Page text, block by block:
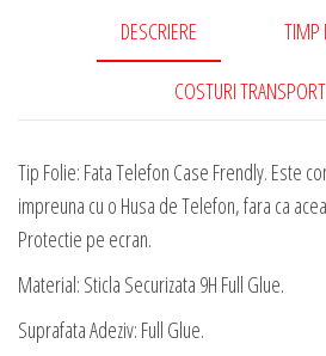
DESCRIERE TIMP
COSTURI TRANSPORT
Tip Folie: Fata Telefon Case Frendly. Este
impreuna cu o Husa de Telefon, fara ca
Protectie pe ecran.
Material: Sticla Securizata 9H Full Glue.
Suprafata Adeziv: Full Glue.